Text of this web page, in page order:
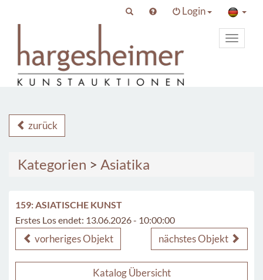
Login
Toggle
zurück
Kategorien > Asiatika
159: ASIATISCHE KUNST
Erstes Los endet: 13.06.2026 - 10:00:00
vorheriges Objekt nächstes Objekt
Katalog Übersicht